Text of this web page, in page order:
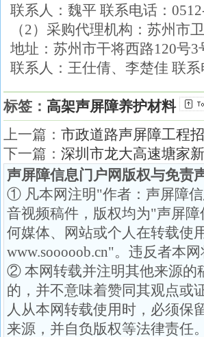
联系人：魏平 联系电话：
（2）采购代理机构：苏州市
地址：苏州市干将西路120号3
联系人：王仕倩、李楚佳 联系
标签： 高架声屏障养护材料
上一篇： 市政道路声屏障工程
下一篇： 深圳市龙大高速塘家
声屏障信息门户网版权与免责
① 凡本网注明"作者：声屏障信
音视频稿件，版权均为"声屏障
何媒体、网站或个人在转载使
www.sooooob.cn"。违反者本
② 本网转载并注明其他来源的
的，并不意味着赞同其观点或
人从本网转载使用时，必须保
来源，并自负版权等法律责任